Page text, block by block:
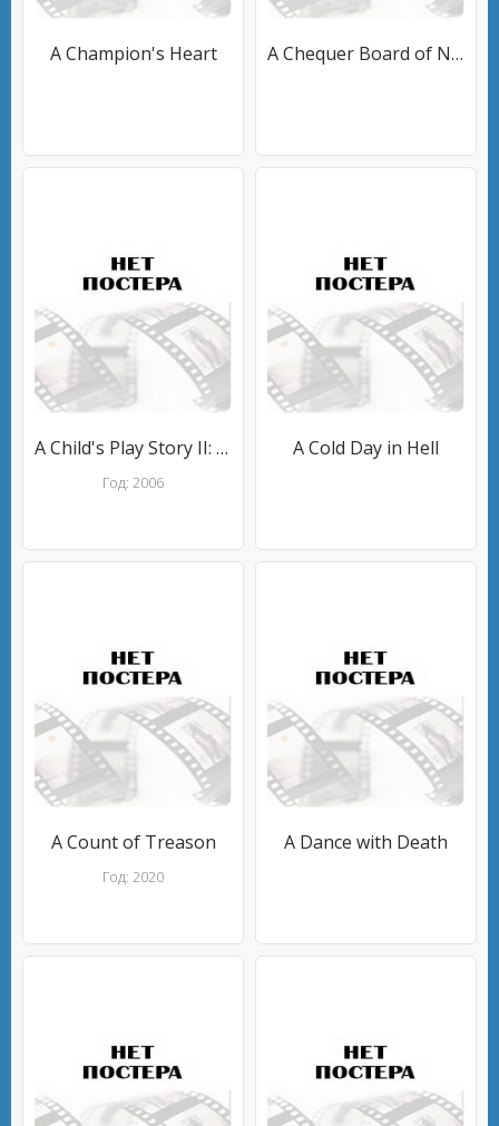
A Champion's Heart A Chequer Board of Nights
A Child's Play Story II: Father Son Fury
Год: 2006
A Cold Day in Hell
A Count of Treason
Год: 2020
A Dance with Death